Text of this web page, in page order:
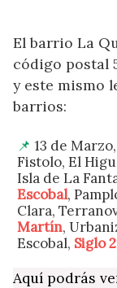
El barrio La
código postal
y este mismo
barrios:
13 de
Fistolo, El
Isla de La
Escobal,
Clara,
Martín,
Escobal, Siglo
Aquí podrás